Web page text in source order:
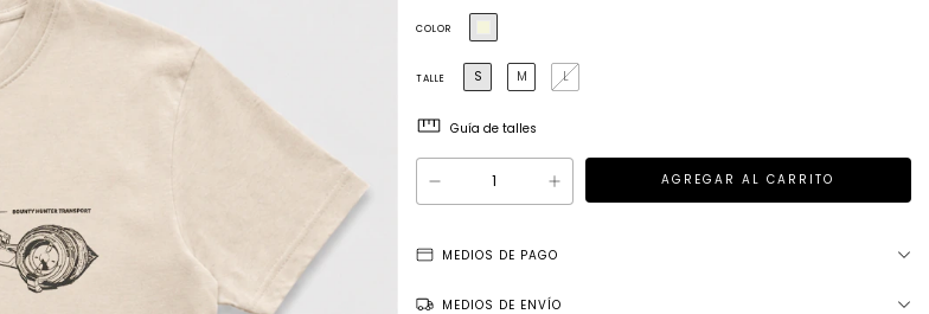
COLOR
TALLE S M L
Guía de talles
MEDIOS DE PAGO
MEDIOS DE ENVÍO